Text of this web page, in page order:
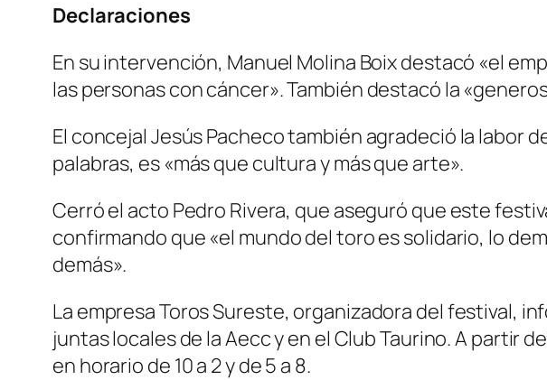
Declaraciones
En su intervención, Manuel Molina Boix destacó «el
las personas con cáncer». También destacó la
El concejal Jesús Pacheco también agradeció la labor
palabras, es «más que cultura y más que arte».
Cerró el acto Pedro Rivera, que aseguró que este
confirmando que «el mundo del toro es solidario, lo
demás».
La empresa Toros Sureste, organizadora del festival,
juntas locales de la Aecc y en el Club Taurino. A partir
en horario de 10 a 2 y de 5 a 8.